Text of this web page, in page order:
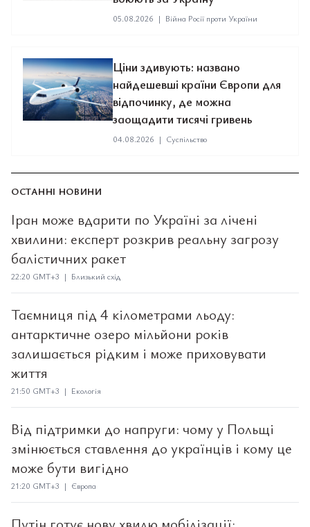
05.08.2026 | Війна Росії проти України
Ціни здивують: названо
найдешевші країни Європи для
відпочинку, де можна
заощадити тисячі гривень
04.08.2026 | Суспільство
ОСТАННІ НОВИНИ
Іран може вдарити по Україні за лічені
хвилини: експерт розкрив реальну загрозу
балістичних ракет
22:20 GMT+3 | Близький схід
Таємниця під 4 кілометрами льоду:
антарктичне озеро мільйони років
залишається рідким і може приховувати
життя
21:50 GMT+3 | Екологія
Від підтримки до напруги: чому у Польщі
змінюється ставлення до українців і кому це
може бути вигідно
21:20 GMT+3 | Європа